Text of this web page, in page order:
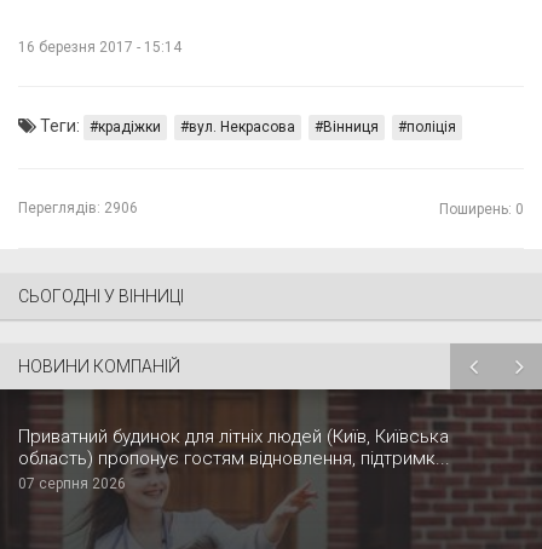
16 березня 2017 - 15:14
Теги: крадіжки вул. Некрасова Вінниця поліція
Переглядів: 2906 Поширень: 0
СЬОГОДНІ У ВІННИЦІ
НОВИНИ КОМПАНІЙ
Приватний будинок для літніх людей (Київ, Київська
область) пропонує гостям відновлення, підтримк...
07 серпня 2026